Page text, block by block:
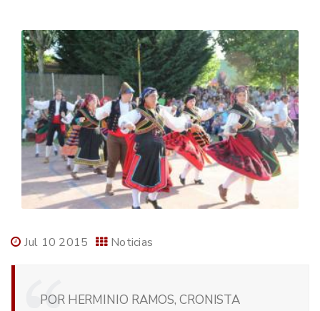
Jul 10 2015 Noticias
POR HERMINIO RAMOS, CRONISTA